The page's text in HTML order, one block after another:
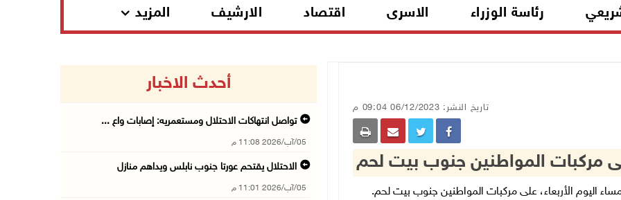
رئاسة الوزراء الاسرى اقتصاد الارشيف المزيد
تاريخ النشر: 06/12/2023 09:04 م
المواطنين جنوب بيت لحم
.
أحدث الاخبار
تواصل انتهاكات الاحتلال ومستعمريه: إصابات واع ...
05/آب/2026 11:08 م
الاحتلال يقتحم عورتا جنوب نابلس ويداهم منازل
05/آب/2026 11:01 م